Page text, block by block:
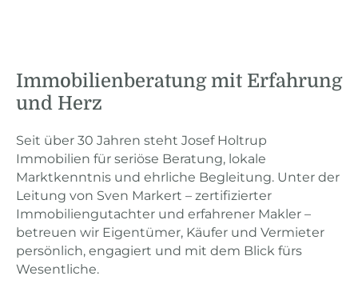
Immobilienberatung mit Erfahrung
und Herz
Seit über 30 Jahren steht Josef Holtrup
Immobilien für seriöse Beratung, lokale
Marktkenntnis und ehrliche Begleitung. Unter der
Leitung von Sven Markert – zertifizierter
Immobiliengutachter und erfahrener Makler –
betreuen wir Eigentümer, Käufer und Vermieter
persönlich, engagiert und mit dem Blick fürs
Wesentliche.